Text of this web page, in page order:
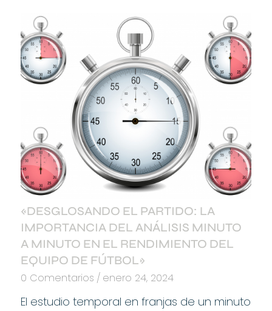
«DESGLOSANDO EL PARTIDO: LA
IMPORTANCIA DEL ANÁLISIS MINUTO
A MINUTO EN EL RENDIMIENTO DEL
EQUIPO DE FÚTBOL»
0 Comentarios / enero 24, 2024
El estudio temporal en franjas de un minuto